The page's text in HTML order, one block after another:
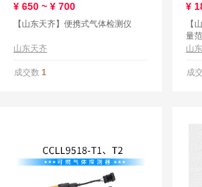
¥ 650 ~ ¥ 700
【山东天齐】便携式气体检测仪
山东天齐
成交数 1
¥
【
量
山
成